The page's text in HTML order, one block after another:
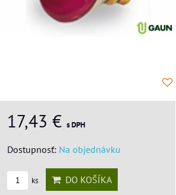
17,43 € s DPH
Dostupnosť: Na objednávku
ks DO KOŠÍKA